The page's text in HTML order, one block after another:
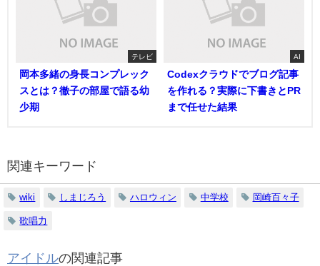
テレビ
岡本多緒の身長コンプレック
スとは？徹子の部屋で語る幼
少期
AI
Codexクラウドでブログ記事
を作れる？実際に下書きとPR
まで任せた結果
関連キーワード
wiki しまじろう ハロウィン 中学校 岡崎百々子
歌唱力
アイドルの関連記事